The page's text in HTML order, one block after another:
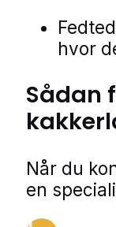
hvor
Sådan
Når du
en